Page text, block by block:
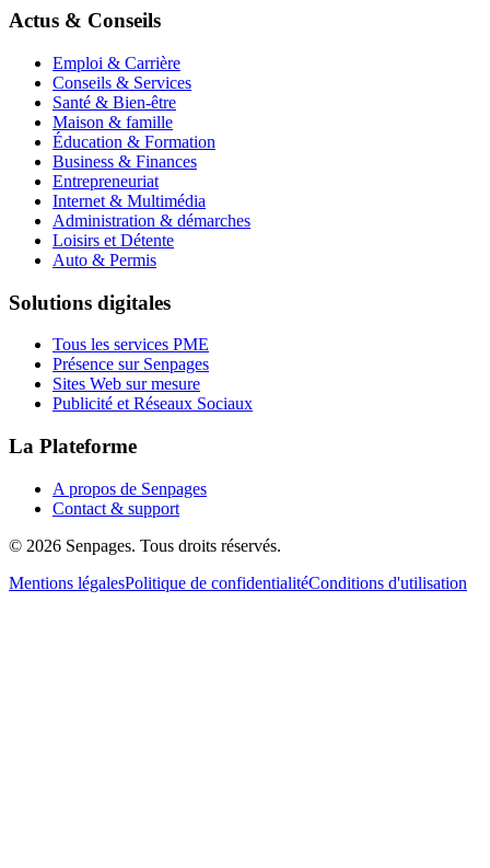
Actus & Conseils
Emploi & Carrière
Conseils & Services
Santé & Bien-être
Maison & famille
Éducation & Formation
Business & Finances
Entrepreneuriat
Internet & Multimédia
Administration & démarches
Loisirs et Détente
Auto & Permis
Solutions digitales
Tous les services PME
Présence sur Senpages
Sites Web sur mesure
Publicité et Réseaux Sociaux
La Plateforme
A propos de Senpages
Contact & support
© 2026 Senpages. Tous droits réservés.
Mentions légalesPolitique de confidentialitéConditions d'utilisation